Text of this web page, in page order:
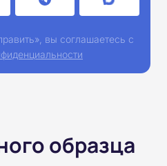
вы соглашаетесь с
образца